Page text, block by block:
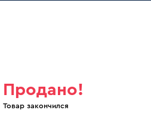
Продано!
Товар закончился